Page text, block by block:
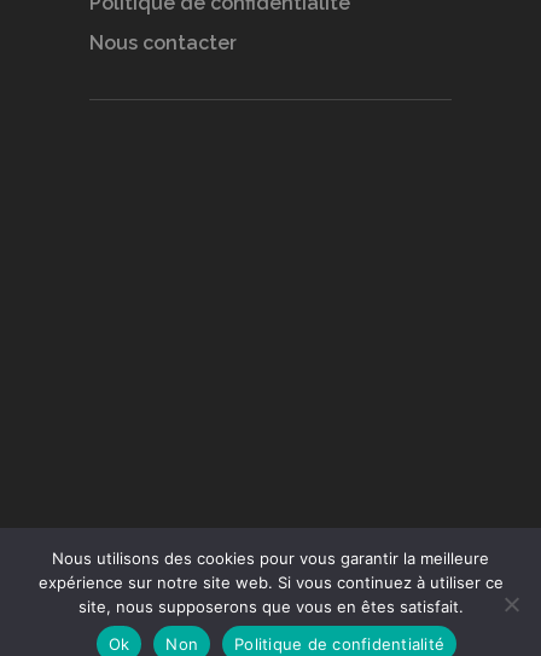
Nous contacter
Conception du site :Agence Jus de Citron
Nous utilisons des cookies pour vous garantir la meilleure
expérience sur notre site web. Si vous continuez à utiliser ce
site, nous supposerons que vous en êtes satisfait.
Ok
Non Politique de confidentialité